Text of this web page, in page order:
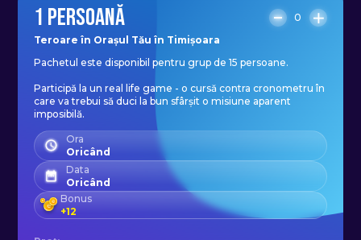
1 PERSOANĂ
0
Teroare în Orașul Tău în Timișoara
Pachetul este disponibil pentru grup de 15 persoane.
Participă la un real life game - o cursă contra cronometru în
care va trebui să duci la bun sfârșit o misiune aparent
imposibilă.
Ora
Oricând
Data
Oricând
Bonus
+12